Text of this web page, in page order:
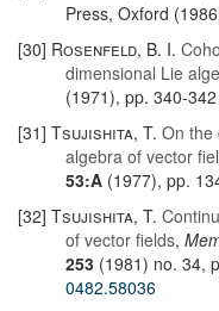
Press, Oxford
[30] Rosenfeld, B. I.
dimensional Lie
(1971), pp. 340-342
[31] Tsujishita, T. On the
algebra of vector
53:A (1977), pp.
[32] Tsujishita, T.
of vector fields,
253 (1981) no. 34,
0482.58036